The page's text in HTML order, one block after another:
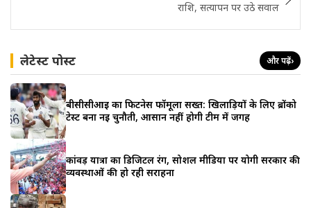
राशि, सत्यापन पर उठे सवाल
लेटेस्ट पोस्ट और पढ़ें›
बीसीसीआई का फिटनेस फॉर्मूला सख्त: खिलाड़ियों के लिए ब्रोंको
टेस्ट बना नई चुनौती, आसान नहीं होगी टीम में जगह
कांवड़ यात्रा का डिजिटल रंग, सोशल मीडिया पर योगी सरकार की
व्यवस्थाओं की हो रही सराहना